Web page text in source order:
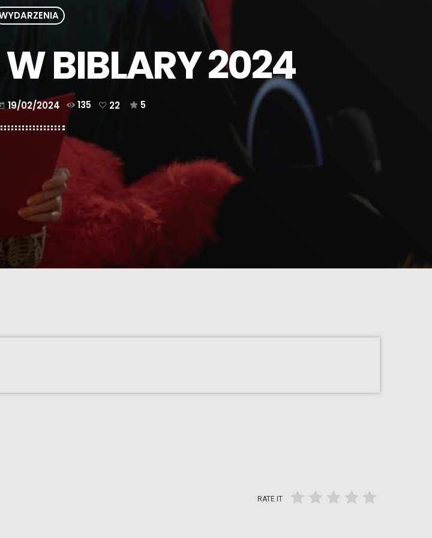
BIBLARY 2024
19/02/2024 135 22 5
RATE IT